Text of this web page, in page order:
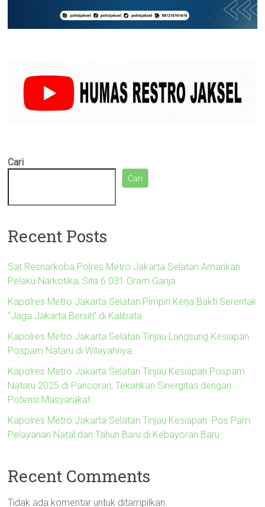
Cari
Cari
Recent Posts
Sat Resnarkoba Polres Metro Jakarta Selatan Amankan
Pelaku Narkotika, Sita 6.031 Gram Ganja
Kapolres Metro Jakarta Selatan Pimpin Kerja Bakti Serentak
“Jaga Jakarta Bersih” di Kalibata
Kapolres Metro Jakarta Selatan Tinjau Langsung Kesiapan
Pospam Nataru di Wilayahnya.
Kapolres Metro Jakarta Selatan Tinjau Kesiapan Pospam
Nataru 2025 di Pancoran, Tekankan Sinergitas dengan
Potensi Masyarakat
Kapolres Metro Jakarta Selatan Tinjau Kesiapan Pos Pam
Pelayanan Natal dan Tahun Baru di Kebayoran Baru
Recent Comments
Tidak ada komentar untuk ditampilkan.